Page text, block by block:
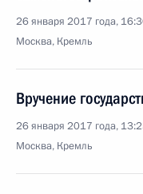
26 января 2017 года,
Москва, Кремль
Вручение
26 января 2017 года,
Москва, Кремль